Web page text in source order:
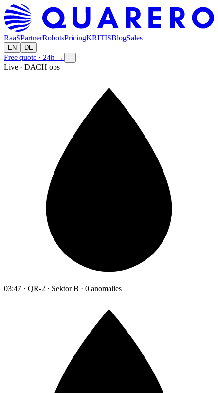
RaaSPartnerRobotsPricingKRITISBlogSales
EN DE
Free quote · 24h → ≡
Live · DACH ops
03:47 · QR-2 · Sektor B · 0 anomalies